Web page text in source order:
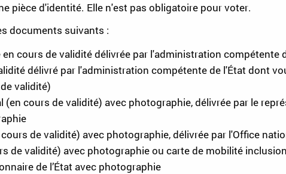
pièce d'identité. Elle n'est pas obligatoire pour voter.
documents suivants :
cours de validité délivrée par l'administration
délivré par l'administration compétente de l'État dont
validité)
(en cours de validité) avec photographie, délivrée par le
de validité) avec photographie, délivrée par l'Office
de validité) avec photographie ou carte de mobilité
de l’État avec photographie